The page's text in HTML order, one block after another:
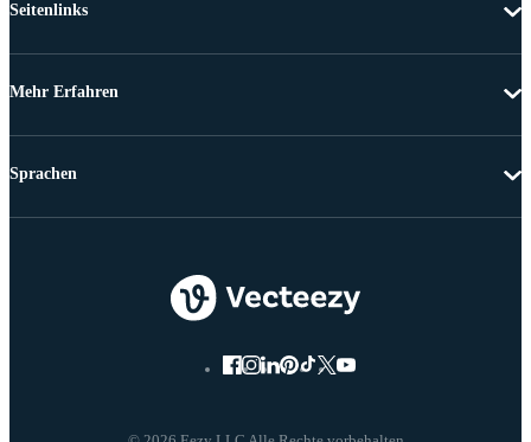
Seitenlinks
Mehr Erfahren
Sprachen